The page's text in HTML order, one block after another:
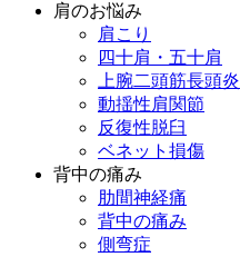
肩のお悩み
肩こり
四十肩・五十肩
上腕二頭筋長頭炎
動揺性肩関節
反復性脱臼
ベネット損傷
背中の痛み
肋間神経痛
背中の痛み
側弯症